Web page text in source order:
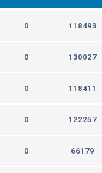
0 118493
0 130027
0 118411
0 122257
0 66179